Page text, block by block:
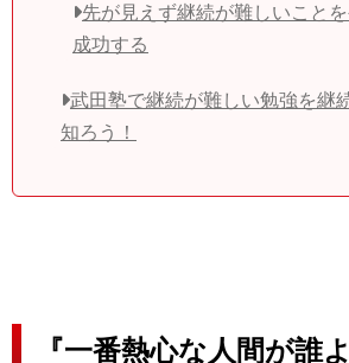
先が見えず継続が難しいこと
成功する
武田塾で継続が難しい勉強を継
知ろう！
『一番熱心な人間が誰